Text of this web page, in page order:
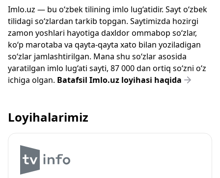
Imlo.uz — bu o‘zbek tilining imlo lug‘atidir. Sayt o‘zbek
tilidagi so‘zlardan tarkib topgan. Saytimizda hozirgi
zamon yoshlari hayotiga daxldor ommabop so‘zlar,
ko‘p marotaba va qayta-qayta xato bilan yoziladigan
so‘zlar jamlashtirilgan. Mana shu so‘zlar asosida
yaratilgan imlo lug‘ati sayti, 87 000 dan ortiq so‘zni o‘z
ichiga olgan. Batafsil Imlo.uz loyihasi haqida
Loyihalarimiz